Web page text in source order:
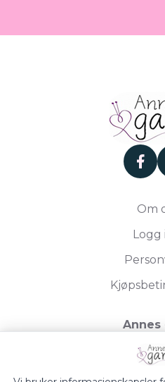
Om
Logg
Annes
Storgata 19,
Org.nr.